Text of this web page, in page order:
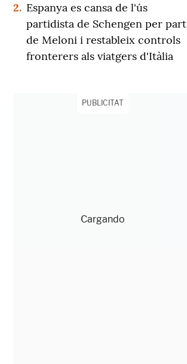
2. Espanya es cansa de l'ús
partidista de Schengen per part
de Meloni i restableix controls
fronterers als viatgers d'Itàlia
PUBLICITAT